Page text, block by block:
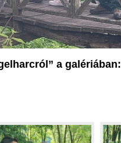
a galériában: